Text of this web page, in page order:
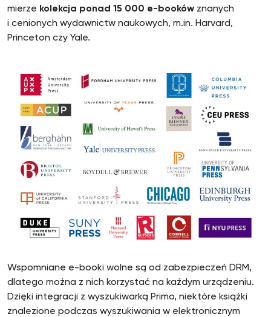
mierze kolekcja ponad 15 000 e-booków znanych
i cenionych wydawnictw naukowych, m.in. Harvard,
Princeton czy Yale.
Wspomniane e-booki wolne są od zabezpieczeń DRM,
dlatego można z nich korzystać na każdym urządzeniu.
Dzięki integracji z wyszukiwarką Primo, niektóre książki
znalezione podczas wyszukiwania w elektronicznym